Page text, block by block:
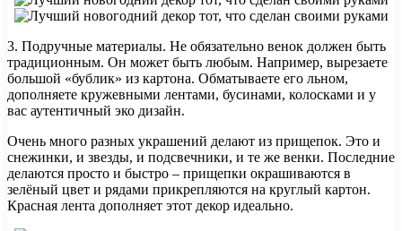
3. Подручные материалы. Не обязательно венок должен быть
традиционным. Он может быть любым. Например, вырезаете
большой «бублик» из картона. Обматываете его льном,
дополняете кружевными лентами, бусинами, колосками и у
вас аутентичный эко дизайн.
Очень много разных украшений делают из прищепок. Это и
снежинки, и звезды, и подсвечники, и те же венки. Последние
делаются просто и быстро – прищепки окрашиваются в
зелёный цвет и рядами прикрепляются на круглый картон.
Красная лента дополняет этот декор идеально.